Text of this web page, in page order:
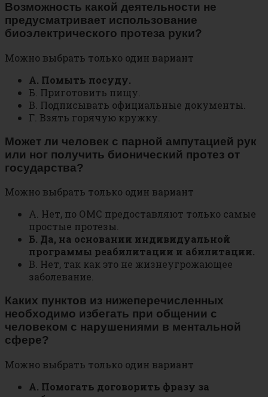
Возможность какой деятельности не
предусматривает использование
биоэлектрического протеза руки?
Можно выбрать только один вариант
А. Помыть посуду.
Б. Приготовить пищу.
В. Подписывать официальные документы.
Г. Взять горячую кружку.
Может ли человек с парной ампутацией рук
или ног получить бионический протез от
государства?
Можно выбрать только один вариант
А. Нет, по ОМС предоставляют только самые
простые протезы.
Б. Да, на основании индивидуальной
программы реабилитации и абилитации.
В. Нет, так как это не жизнеугрожающее
заболевание.
Каких пунктов из нижеперечисленных
необходимо избегать при общении с
человеком с нарушениями в ментальной
сфере?
Можно выбрать только один вариант
А. Помогать договорить фразу за